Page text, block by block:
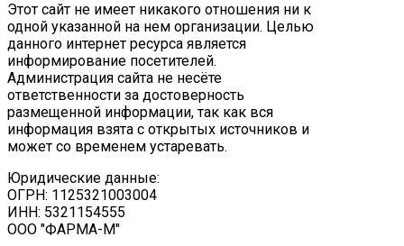
Этот сайт не имеет никакого отношения ни к
одной указанной на нем организации. Целью
данного интернет ресурса является
информирование посетителей.
Администрация сайта не несёте
ответственности за достоверность
размещенной информации, так как вся
информация взята с открытых источников и
может со временем устаревать.
Юридические данные:
ОГРН: 1125321003004
ИНН: 5321154555
ООО "ФАРМА-М"